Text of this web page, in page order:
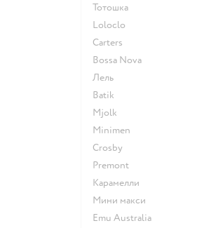
Тотошка
Loloclo
Сarters
Bossa Nova
Лель
Batik
Mjolk
Minimen
Crosby
Premont
Карамелли
Мини макси
Emu Australia